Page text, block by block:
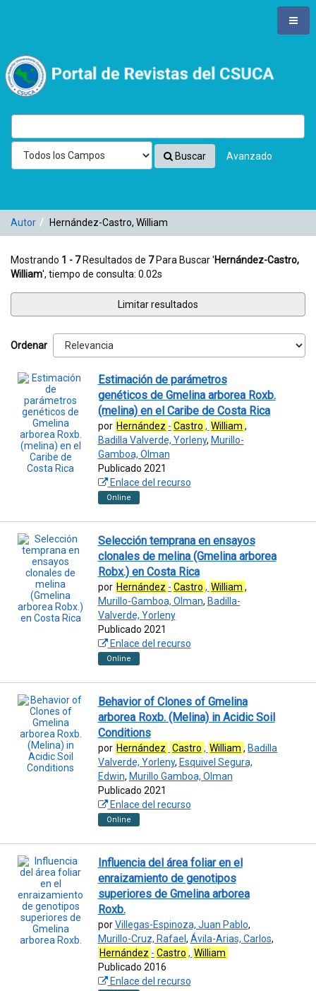
Hernández-Castro,
VuFind
Buscar Avanzado
Autor Hernández-Castro, William
Mostrando 1 - 7Resultados de 7Para Buscar 'Hernández-Castro,
William', tiempo de consulta: 0.02s
Limitar resultados
Ordenar
Estimación de parámetros
genéticos de Gmelina arborea Roxb.
(melina) en el Caribe de Costa Rica
por Hernández - Castro , William ,
Badilla Valverde, Yorleny, Murillo-
Gamboa, Olman
Publicado 2021
Enlace del recurso
Online
Selección temprana en ensayos
clonales de melina (Gmelina arborea
Robx.) en Costa Rica
por Hernández - Castro , William ,
Murillo-Gamboa, Olman, Badilla-
Valverde, Yorleny
Publicado 2021
Enlace del recurso
Online
Behavior of Clones of Gmelina
arborea Roxb. (Melina) in Acidic Soil
Conditions
por Hernández Castro , William , Badilla
Valverde, Yorleny, Esquivel Segura,
Edwin, Murillo Gamboa, Olman
Publicado 2021
Enlace del recurso
Online
Influencia del área foliar en el
enraizamiento de genotipos
superiores de Gmelina arborea
Roxb.
porVillegas-Espinoza, Juan Pablo,
Murillo-Cruz, Rafael , Ávila-Arias, Carlos,
Hernández - Castro , William
Publicado 2016
Enlace del recurso